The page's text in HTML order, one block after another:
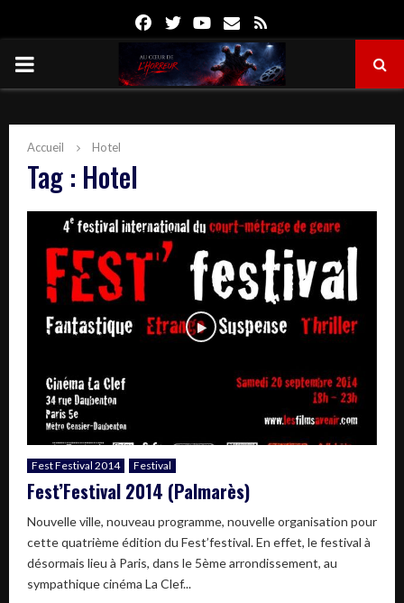
FacebookTwitterYoutube
Email
PRIMARY
Accueil Hotel
Tag : Hotel
Fest Festival 2014 Festival
Fest’Festival 2014 (Palmarès)
Nouvelle ville, nouveau programme, nouvelle organisation pour
cette quatrième édition du Fest’festival. En effet, le festival à
désormais lieu à Paris, dans le 5ème arrondissement, au
sympathique cinéma La Clef...